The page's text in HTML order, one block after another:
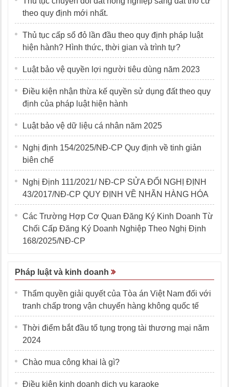
theo quy định mới nhất.
Thủ tục cấp sổ đỏ lần đầu theo quy định pháp luật
hiện hành? Hình thức, thời gian và trình tự?
Luật bảo vệ quyền lợi người tiêu dùng năm 2023
Điều kiện nhận thừa kế quyền sử dụng đất theo quy
định của pháp luật hiện hành
Luật bảo vệ dữ liệu cá nhân năm 2025
Nghị định 154/2025/NĐ-CP Quy định về tinh giản
biên chế
Nghị Định 111/2021/ NĐ-CP SỬA ĐỔI NGHỊ ĐỊNH
43/2017/NĐ-CP QUY ĐỊNH VỀ NHÃN HÀNG HÓA
Các Trường Hợp Cơ Quan Đăng Ký Kinh Doanh Từ
Chối Cấp Đăng Ký Doanh Nghiệp Theo Nghị Định
168/2025/NĐ-CP
Pháp luật và kinh doanh
Thẩm quyền giải quyết của Tòa án Việt Nam đối với
tranh chấp trong vận chuyển hàng không quốc tế
Thời điểm bắt đầu tố tụng trọng tài thương mại năm
2024
Chào mua công khai là gì?
Điều kiện kinh doanh dịch vụ karaoke